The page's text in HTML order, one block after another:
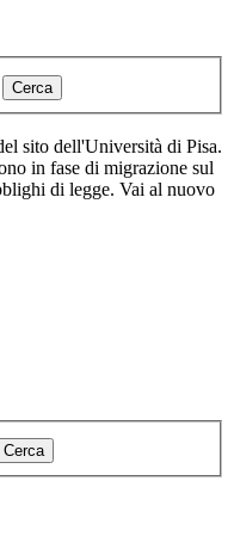
Cerca
sito dell'Università di Pisa.
in fase di migrazione sul
di legge. Vai al nuovo
Cerca